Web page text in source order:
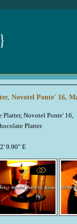
Novotel Ponte' 16,
Novotel Ponte' 16,
Platter
9.90" E